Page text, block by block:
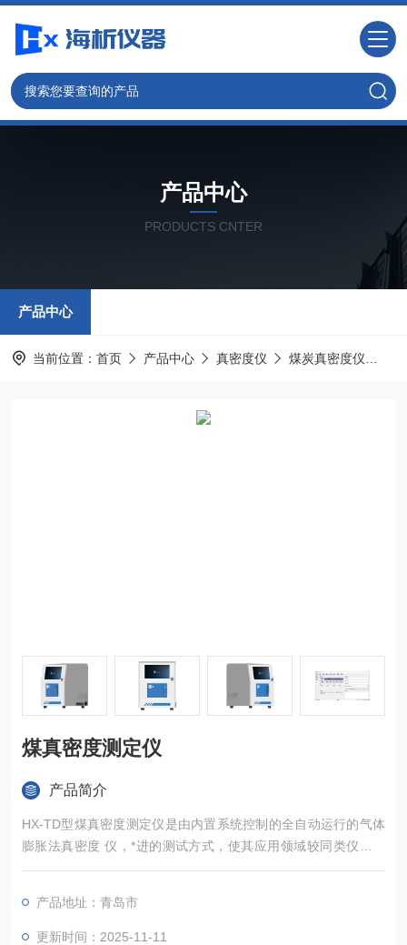
产品中心
PRODUCTS CNTER
产品中心
当前位置： 首页 产品中心 真密度仪 煤炭真密度仪
煤真密度测定仪
产品简介
HX-TD型煤真密度测定仪是由内置系统控制的全自动运行的气体
膨胀法真密度 仪，*进的测试方式，使其应用领域较同类仪器更
广，能准确测定粉体、块状固体、浆状物质、泡沫等多种材料的
究机构、企业的材料分析检测实验室，为食品安全、新能源、新
材料、环保 、矿产等行业的材料检测提供重要的科学依据。
产品地址：青岛市
更新时间：2025-11-11